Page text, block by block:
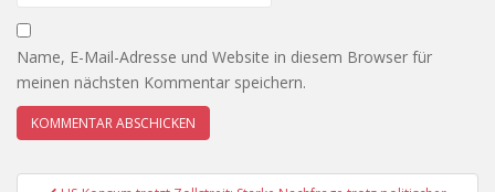
Name, E-Mail-Adresse und Website in diesem Browser für
meinen nächsten Kommentar speichern.